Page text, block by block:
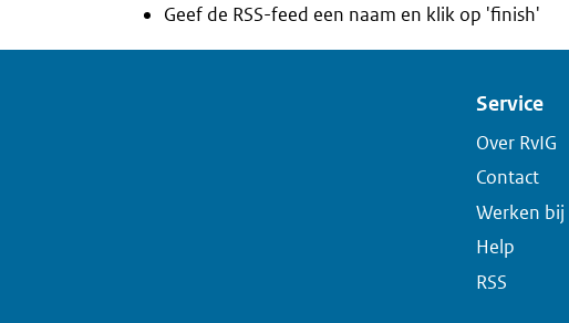
Geef de RSS-feed een naam en klik op 'finish'
Service
Over RvIG
Contact
Werken bij
Help
RSS